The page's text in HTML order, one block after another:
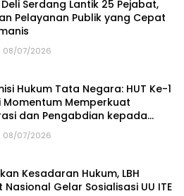
Serdang Lantik 25 Pejabat,
Pelayanan Publik yang Cepat
08/07/2026
Hukum Tata Negara: HUT Ke-1
Momentum Memperkuat
dan Pengabdian kepada
08/07/2026
Kesadaran Hukum, LBH
Gelar Sosialisasi UU ITE